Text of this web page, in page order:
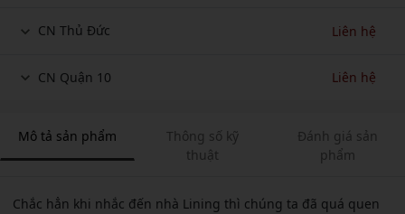
CN Thủ Đức Liên hệ
CN Quận 10 Liên hệ
Mô tả sản phẩm
Thông số kỹ
thuật
Đánh giá sản
phẩm
Chắc hẳn khi nhắc đến nhà Lining thì chúng ta đã quá quen